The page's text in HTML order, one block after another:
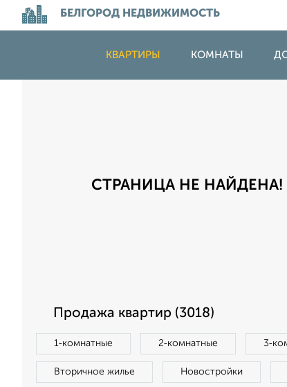
БЕЛГОРОД НЕДВИЖИМОСТЬ
КВАРТИРЫ КОМНАТЫ
СТРАНИЦА НЕ НАЙДЕНА!
Продажа квартир (3018)
1‑комнатные 2‑комнатные
Вторичное жилье Новостройки